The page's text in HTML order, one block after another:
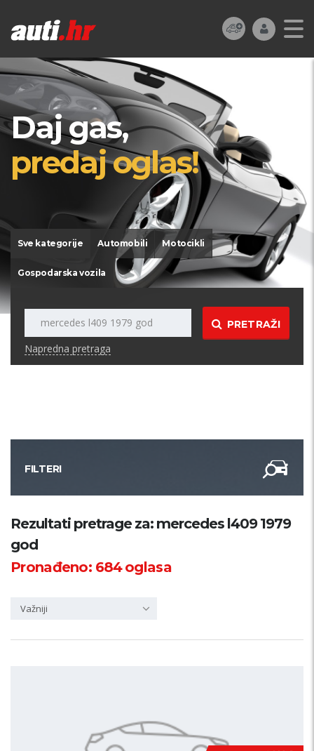
Daj gas,
predaj oglas!
Sve kategorije Automobili Motocikli
Gospodarska vozila
PRETRAŽI
Napredna pretraga
FILTERI
Kategorija
Županija
Rezultati pretrage za: mercedes l409 1979
god
Pronađeno: 684oglasa
Važniji